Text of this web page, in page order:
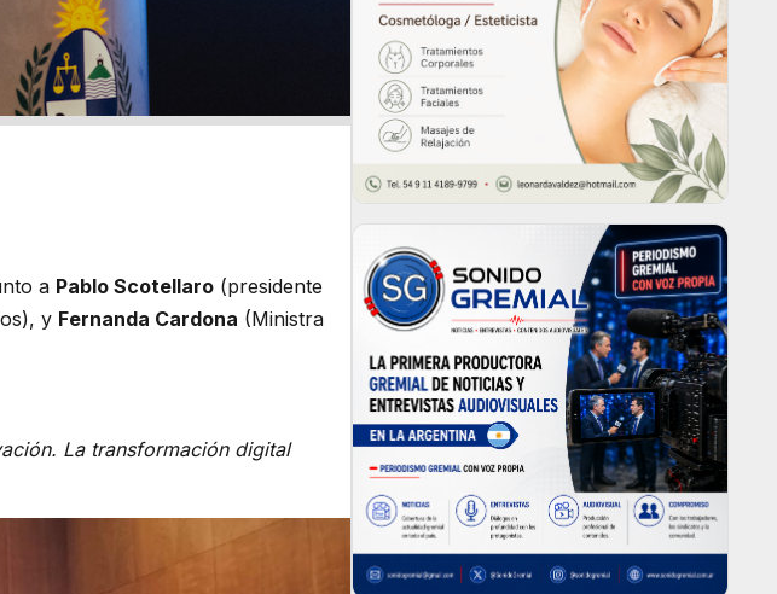
a Pablo Scotellaro (presidente
y Fernanda Cardona (Ministra
La transformación digital